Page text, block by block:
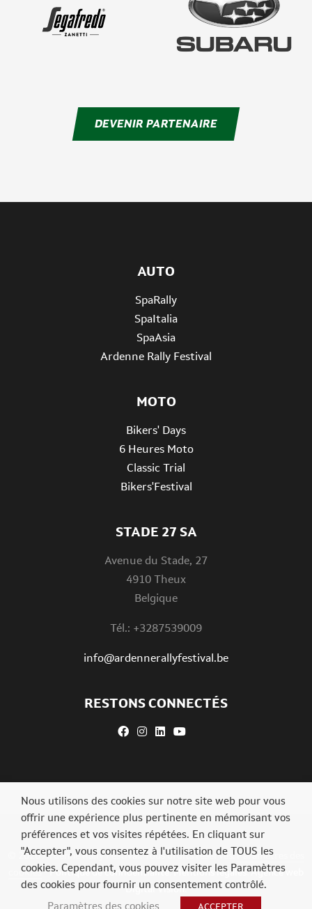
DEVENIR PARTENAIRE
STADE 27 SA
Avenue du Stade, 27
4910 Theux
Belgique
Tél.: +3287539009
info@ardennerallyfestival.be
AUTO
SpaRally
SpaItalia
SpaAsia
Ardenne Rally Festival
MOTO
Bikers' Days
6 Heures Moto
Classic Trial
Bikers'Festival
RESTONS CONNECTÉS
© 2026 Ardenne Rally Festival. Tous droits réservés.Paramètres des
cookies-Politique de confidentialité.Mentions légales.Agence web
Digital Vision.
Nous utilisons des cookies sur notre site web pour vous
offrir une expérience plus pertinente en mémorisant vos
préférences et vos visites répétées. En cliquant sur
"Accepter", vous consentez à l'utilisation de TOUS les
cookies. Cependant, vous pouvez visiter les Paramètres
des cookies pour fournir un consentement contrôlé.
Paramètres des cookies
ACCEPTER